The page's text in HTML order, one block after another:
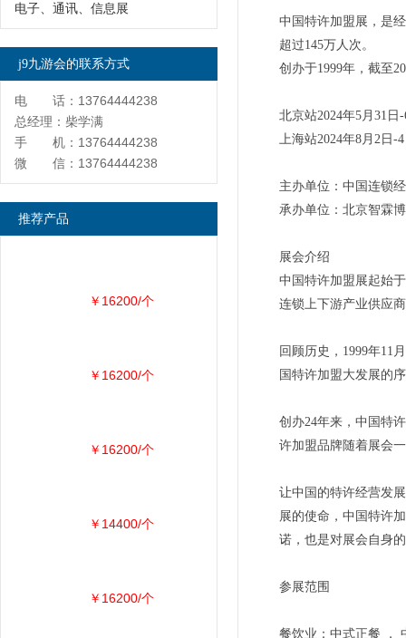
中国特许加盟展，是
超过145万人次。
创办于1999年，截至
北京站2024年5月31
上海站2024年8月
主办单位：中国连锁
承办单位：北京智霖
展会介绍
中国特许加盟展起始
连锁上下游产业供应
回顾历史，1999年11
国特许加盟大发展的
创办24年来，中国特
许加盟品牌随着展会
让中国的特许经营发
展的使命，中国特许
诺，也是对展会自身
参展范围
餐饮业：中式正餐 ，
电子、通讯、信息展
j9九游会的联系方式
电 话：13764444238
总经理：柴学满
手 机：13764444238
微 信：13764444238
推荐产品
￥16200/个
￥16200/个
￥16200/个
￥14400/个
￥16200/个